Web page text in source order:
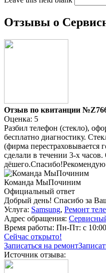
Отзывы о
Отзыв по квитанции
Оценка: 5
Разбил телефон (стекло),
бесплатно диагностику.
(фирма перестраховывается
сделали в течении 3-х
Команда МыПочиним
Официальный ответ
Добрый день! Спасибо за
Услуга: Samsung, Ремонт
Адрес обращения:
Время работы: Пн-Пт: с
Сейчас открыто!
Записаться на ремонт
Источник отзыва: